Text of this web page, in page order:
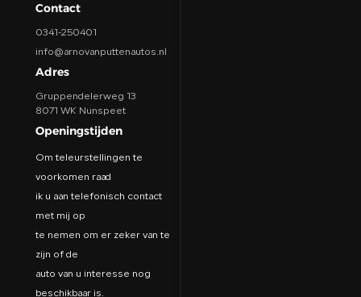
Contact
0341-250401
info@arnovanputtenautos.nl
Adres
Gruppendelerweg 13
8071 WK Nunspeet
Openingstijden
Om teleurstellingen te
voorkomen raad
ik u aan telefonisch contact
met mij op
te nemen om er zeker van te
zijn of de
auto van u interesse nog
beschikbaar is.